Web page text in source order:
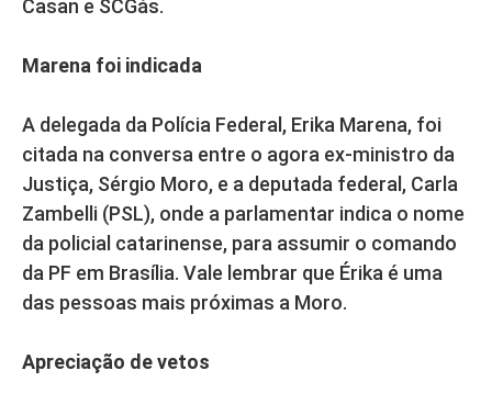
Casan e SCGás.
Marena foi indicada
A delegada da Polícia Federal, Erika Marena, foi
citada na conversa entre o agora ex-ministro da
Justiça, Sérgio Moro, e a deputada federal, Carla
Zambelli (PSL), onde a parlamentar indica o nome
da policial catarinense, para assumir o comando
da PF em Brasília. Vale lembrar que Érika é uma
das pessoas mais próximas a Moro.
Apreciação de vetos